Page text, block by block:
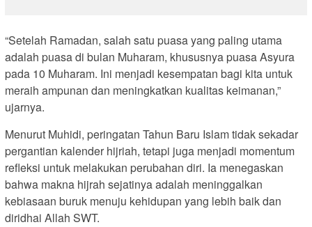
“Setelah Ramadan, salah satu puasa yang paling utama
adalah puasa di bulan Muharam, khususnya puasa Asyura
pada 10 Muharam. Ini menjadi kesempatan bagi kita untuk
meraih ampunan dan meningkatkan kualitas keimanan,”
ujarnya.
Menurut Muhidi, peringatan Tahun Baru Islam tidak sekadar
pergantian kalender hijriah, tetapi juga menjadi momentum
refleksi untuk melakukan perubahan diri. Ia menegaskan
bahwa makna hijrah sejatinya adalah meninggalkan
kebiasaan buruk menuju kehidupan yang lebih baik dan
diridhai Allah SWT.